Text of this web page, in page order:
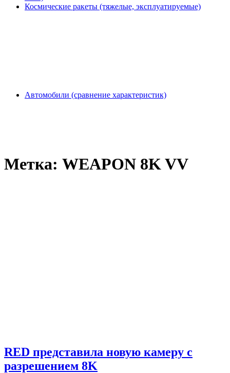
Космические ракеты (тяжелые, эксплуатируемые)
Автомобили (сравнение характеристик)
Метка: WEAPON 8K VV
RED представила новую камеру с
разрешением 8K